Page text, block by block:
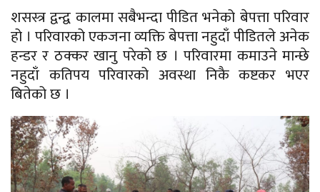
शसस्त्र द्वन्द्व कालमा सबैभन्दा पीडित भनेको बेपत्ता परिवार
हो । परिवारको एकजना व्यक्ति बेपत्ता नहुदाँ पीडितले अनेक
हन्डर र ठक्कर खानु परेको छ । परिवारमा कमाउने मान्छे
नहुदाँ कतिपय परिवारको अवस्था निकै कष्टकर भएर
बितेको छ ।